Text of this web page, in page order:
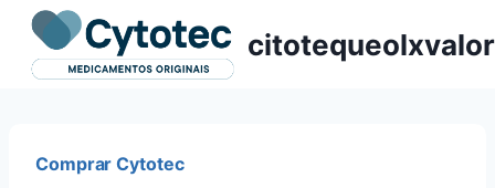
Pular
para
citotequeolxvalor
Comprar Cytotec